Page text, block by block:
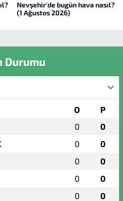
Nevşehir'de bugün hava nasıl?
(1 Ağustos 2026)
Durumu
O P
0 0
0 0
0 0
0 0
0 0